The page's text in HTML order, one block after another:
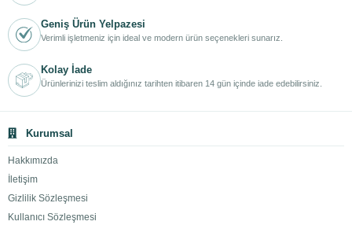
Geniş Ürün Yelpazesi
Verimli işletmeniz için ideal ve modern ürün seçenekleri sunarız.
Kolay İade
Ürünlerinizi teslim aldığınız tarihten itibaren 14 gün içinde iade edebilirsiniz.
Kurumsal
Hakkımızda
İletişim
Gizlilik Sözleşmesi
Kullanıcı Sözleşmesi